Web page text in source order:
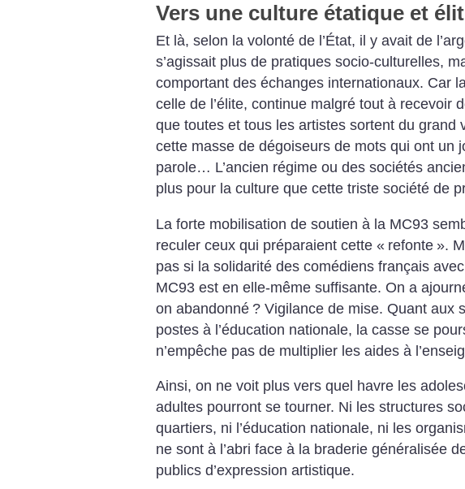
Vers une culture étatique et
Et là, selon la volonté de l’État, il y avait de
s’agissait plus de pratiques socio-culturelles,
comportant des échanges internationaux. Car
celle de l’élite, continue malgré tout à recevoir
que toutes et tous les artistes sortent du grand
cette masse de dégoiseurs de mots qui ont un
parole… L’ancien régime ou des sociétés
plus pour la culture que cette triste société de
La forte mobilisation de soutien à la MC93
reculer ceux qui préparaient cette « refonte ».
pas si la solidarité des comédiens français avec
MC93 est en elle-même suffisante. On a
on abandonné ? Vigilance de mise. Quant aux
postes à l’éducation nationale, la casse se
n’empêche pas de multiplier les aides à
Ainsi, on ne voit plus vers quel havre les
adultes pourront se tourner. Ni les structures
quartiers, ni l’éducation nationale, ni les
ne sont à l’abri face à la braderie généralisée
publics d’expression artistique.